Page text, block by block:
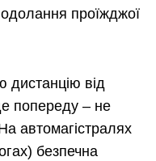
проїжджої
дистанцію від
попереду – не
автомагістралях
безпечна